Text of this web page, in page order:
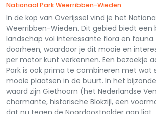
Nationaal Park Weerribben-Wieden
In de kop van Overijssel vind je het
Weerribben-Wieden. Dit gebied biedt een
landschap vol interessante flora en fauna.
doorheen, waardoor je dit mooie en
per motor kunt verkennen. Een bezoekje
Park is ook prima te combineren met wat
mooie plaatsen in de buurt. In het
waard zijn Giethoorn (het Nederlandse
charmante, historische Blokzijl, een